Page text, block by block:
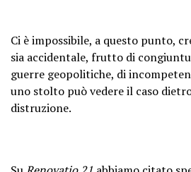
Ci è impossibile, a questo punto,
sia accidentale, frutto di
guerre geopolitiche, di
uno stolto può vedere il caso
distruzione.